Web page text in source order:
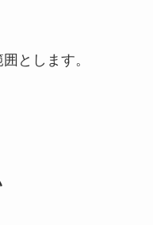
とします。